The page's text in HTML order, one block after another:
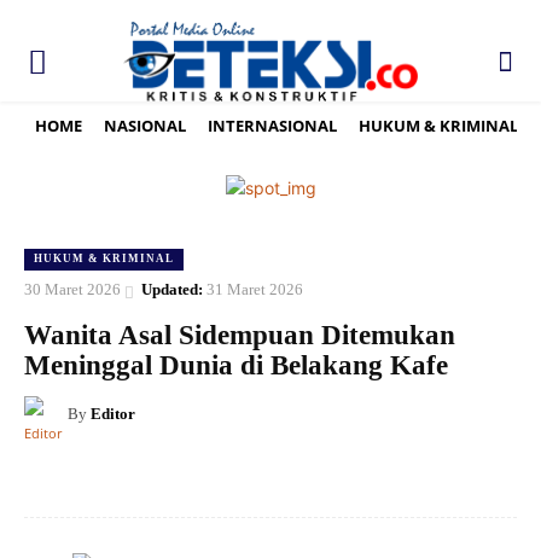
HOME NASIONAL INTERNASIONAL HUKUM & KRIMINAL
HUKUM & KRIMINAL
30 Maret 2026 Updated: 31 Maret 2026
Wanita Asal Sidempuan Ditemukan
Meninggal Dunia di Belakang Kafe
By Editor